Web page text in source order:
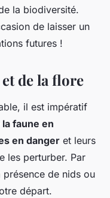
la biodiversité.
de laisser un
futures !
de la flore
il est impératif
faune en
en danger et leurs
les perturber. Par
de nids ou
départ.